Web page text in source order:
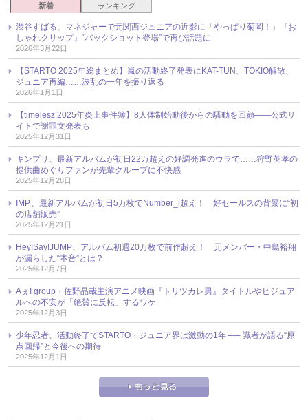
新着 ランキング
渋谷すばる、マネジャーで元関西ジュニアの近影に「やっぱり菊岡！」『お
しゃれクリップ』“バックショット登場”で再び話題に
2026年3月22日
【STARTO 2025年総まとめ】嵐の活動終了発表にKAT-TUN、TOKIO解散、
ジュニア再編……波乱の一年を振り返る
2026年1月1日
【timelesz 2025年炎上事件簿】8人体制始動後からの騒動を回顧――公式サ
イトで謝罪文発表も
2025年12月31日
キンプリ、最新アルバムが初日22万超えの好調発進のウラで……狩野英孝の
提供曲めぐりファンが先輩グループに不快感
2025年12月28日
IMP.、最新アルバムが初日5万枚でNumber_i超え！ 好セールスの背景に“初
の店舗販売”
2025年12月21日
Hey!Say!JUMP、アルバム初週20万枚で前作超え！ 元メンバー・中島裕翔
が漏らした“本音”とは？
2025年12月7日
Aぇ! group・佐野晶哉主演アニメ映画『トリツカレ男』タイトルやビジュア
ルへの不安が「絶賛に反転」するワケ
2025年12月3日
少年忍者、活動終了でSTARTO・ジュニア界は激動の1年 ── 識者が語る“原
点回帰”と今後への期待
2025年12月1日